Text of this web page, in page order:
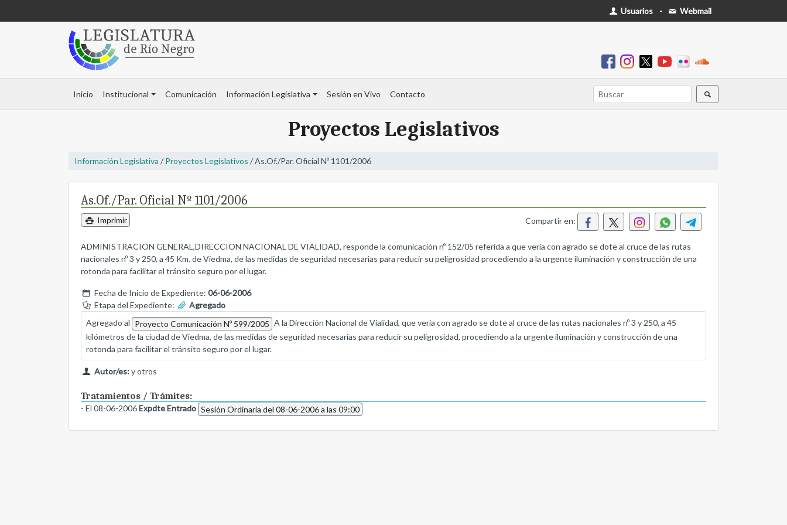
Usuarios - Webmail
Inicio Institucional Comunicación Información Legislativa Sesión en Vivo Contacto
Proyectos Legislativos
Información Legislativa / Proyectos Legislativos / As.Of./Par. Oficial Nº 1101/2006
As.Of./Par. Oficial Nº 1101/2006
Imprimir Compartir en:
ADMINISTRACION GENERAL,DIRECCION NACIONAL DE VIALIDAD, responde la comunicación nº 152/05 referida a que vería con agrado se dote al cruce de las rutas
nacionales nº 3 y 250, a 45 Km. de Viedma, de las medidas de seguridad necesarias para reducir su peligrosidad procediendo a la urgente iluminación y construcción de una
rotonda para facilitar el tránsito seguro por el lugar.
Fecha de Inicio de Expediente: 06-06-2006
Etapa del Expediente:
Agregado
Agregado al Proyecto Comunicación Nº 599/2005 A la Dirección Nacional de Vialidad, que vería con agrado se dote al cruce de las rutas nacionales nº 3 y 250, a 45
kilómetros de la ciudad de Viedma, de las medidas de seguridad necesarias para reducir su peligrosidad, procediendo a la urgente iluminación y construcción de una
rotonda para facilitar el tránsito seguro por el lugar.
Autor/es:y otros
Tratamientos / Trámites:
- El 08-06-2006Expdte Entrado Sesión Ordinaria del 08-06-2006 a las 09:00